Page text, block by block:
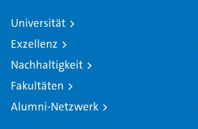
Universität
Exzellenz
Nachhaltigkeit
Fakultäten
Alumni-Netzwerk